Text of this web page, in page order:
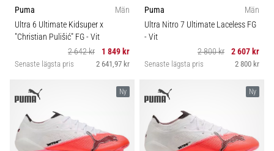
beröring.
Perfekta
för
som…
Visa
alla
artiklar
Puma
Män
Ultra 6 Ultimate Kidsuper x
"Christian Pulišić" FG- Vit
2 642 kr
1 849 kr
Senaste lägsta pris 2 641,97 kr
Puma
Män
Ultra Nitro 7 Ultimate Laceless FG
- Vit
2 800 kr
2 607 kr
Senaste lägsta pris 2 800 kr
Ny Ny